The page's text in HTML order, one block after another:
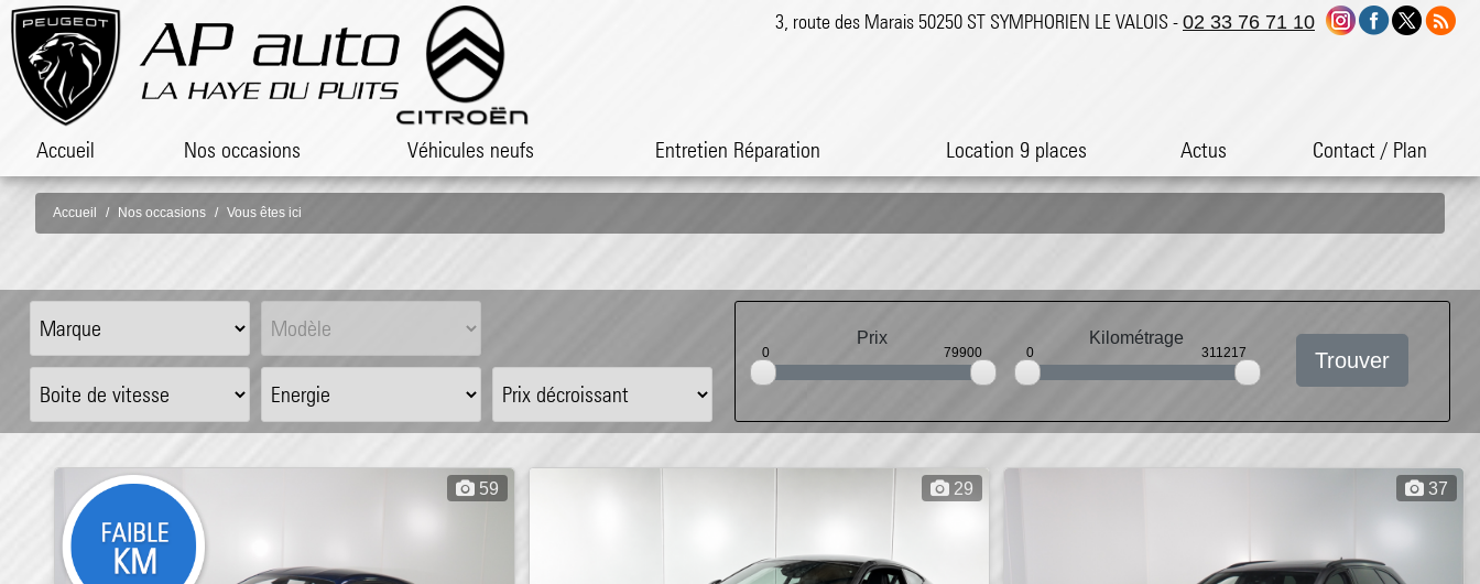
Accueil Nos occasions Véhicules neufs Entretien Réparation Location 9 places Actus Contact / Plan
3, route des Marais 50250 ST SYMPHORIEN LE VALOIS - 02 33 76 71 10
Accueil Nos occasions Vous êtes ici
Prix
0 79900
Kilométrage
0 311217 Trouver
59 29 37